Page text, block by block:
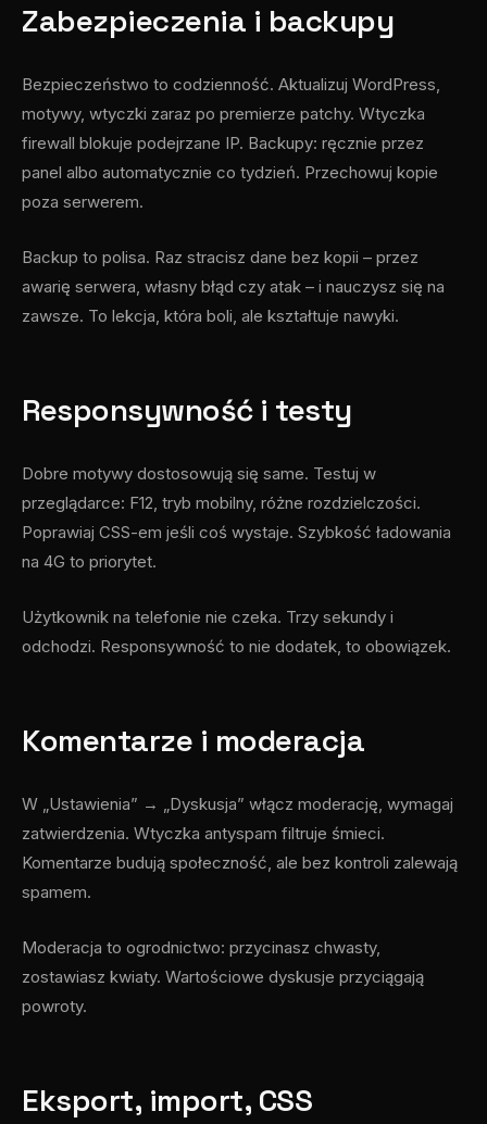
Zabezpieczenia i backupy
Bezpieczeństwo to codzienność. Aktualizuj WordPress,
motywy, wtyczki zaraz po premierze patchy. Wtyczka
firewall blokuje podejrzane IP. Backupy: ręcznie przez
panel albo automatycznie co tydzień. Przechowuj kopie
poza serwerem.
Backup to polisa. Raz stracisz dane bez kopii – przez
awarię serwera, własny błąd czy atak – i nauczysz się na
zawsze. To lekcja, która boli, ale kształtuje nawyki.
Responsywność i testy
Dobre motywy dostosowują się same. Testuj w
przeglądarce: F12, tryb mobilny, różne rozdzielczości.
Poprawiaj CSS-em jeśli coś wystaje. Szybkość ładowania
na 4G to priorytet.
Użytkownik na telefonie nie czeka. Trzy sekundy i
odchodzi. Responsywność to nie dodatek, to obowiązek.
Komentarze i moderacja
W „Ustawienia” → „Dyskusja” włącz moderację, wymagaj
zatwierdzenia. Wtyczka antyspam filtruje śmieci.
Komentarze budują społeczność, ale bez kontroli zalewają
spamem.
Moderacja to ogrodnictwo: przycinasz chwasty,
zostawiasz kwiaty. Wartościowe dyskusje przyciągają
powroty.
Eksport, import, CSS